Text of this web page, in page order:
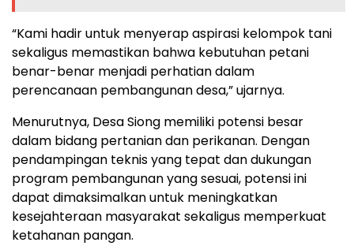
“Kami hadir untuk menyerap aspirasi kelompok tani
sekaligus memastikan bahwa kebutuhan petani
benar-benar menjadi perhatian dalam
perencanaan pembangunan desa,” ujarnya.
Menurutnya, Desa Siong memiliki potensi besar
dalam bidang pertanian dan perikanan. Dengan
pendampingan teknis yang tepat dan dukungan
program pembangunan yang sesuai, potensi ini
dapat dimaksimalkan untuk meningkatkan
kesejahteraan masyarakat sekaligus memperkuat
ketahanan pangan.